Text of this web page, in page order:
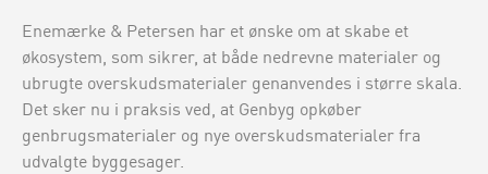
Enemærke & Petersen har et ønske om at skabe et
økosystem, som sikrer, at både nedrevne materialer og
ubrugte overskudsmaterialer genanvendes i større skala.
Det sker nu i praksis ved, at Genbyg opkøber
genbrugsmaterialer og nye overskudsmaterialer fra
udvalgte byggesager.